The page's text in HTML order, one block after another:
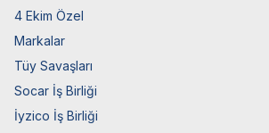
4 Ekim Özel
Markalar
Tüy Savaşları
Socar İş Birliği
İyzico İş Birliği